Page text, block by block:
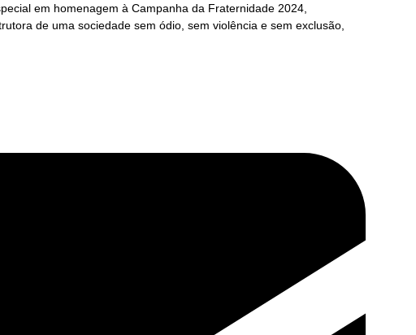
em homenagem à Campanha da Fraternidade 2024,
de uma sociedade sem ódio, sem violência e sem exclusão,